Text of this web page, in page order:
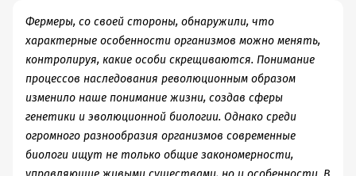
Фермеры, со своей стороны, обнаружили, что
характерные особенности организмов можно менять,
контролируя, какие особи скрещиваются. Понимание
процессов наследования революционным образом
изменило наше понимание жизни, создав сферы
генетики и эволюционной биологии. Однако среди
огромного разнообразия организмов современные
биологи ищут не только общие закономерности,